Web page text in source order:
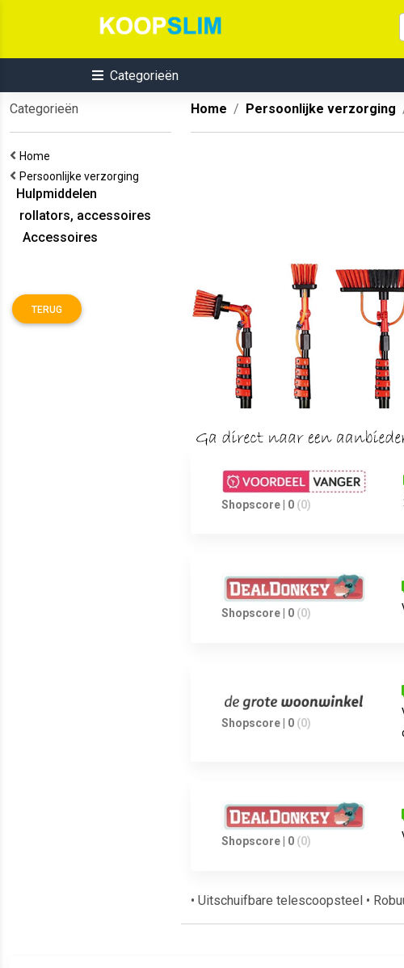
Categorieën
Categorieën
Home
Persoonlijke verzorging
Hulpmiddelen
rollators, accessoires
Accessoires
TERUG
Home Persoonlijke verzorging
Shopscore | 0 (0)
Shopscore | 0 (0)
Shopscore | 0 (0)
Shopscore | 0 (0)
• Uitschuifbare telescoopsteel •